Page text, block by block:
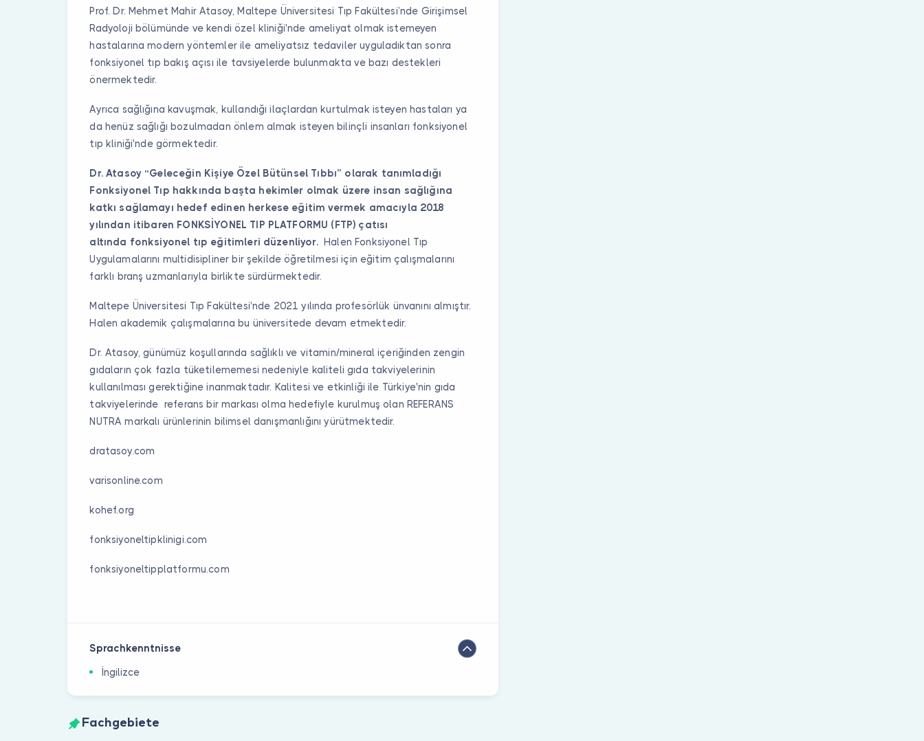
Prof. Dr. Mehmet Mahir Atasoy, Maltepe Üniversitesi Tıp Fakültesi’nde Girişimsel
Radyoloji bölümünde ve kendi özel kliniği'nde ameliyat olmak istemeyen
hastalarına modern yöntemler ile ameliyatsız tedaviler uyguladıktan sonra
fonksiyonel tıp bakış açısı ile tavsiyelerde bulunmakta ve bazı destekleri
önermektedir.
Ayrıca sağlığına kavuşmak, kullandığı ilaçlardan kurtulmak isteyen hastaları ya
da henüz sağlığı bozulmadan önlem almak isteyen bilinçli insanları fonksiyonel
tıp kliniği'nde görmektedir.
Dr. Atasoy “Geleceğin Kişiye Özel Bütünsel Tıbbı” olarak tanımladığı
Fonksiyonel Tıp hakkında başta hekimler olmak üzere insan sağlığına
katkı sağlamayı hedef edinen herkese eğitim vermek amacıyla 2018
yılından itibaren FONKSİYONEL TIP PLATFORMU (FTP) çatısı
altında fonksiyonel tıp eğitimleri düzenliyor.Halen Fonksiyonel Tıp
Uygulamalarını multidisipliner bir şekilde öğretilmesi için eğitim çalışmalarını
farklı branş uzmanlarıyla birlikte sürdürmektedir.
Maltepe Üniversitesi Tıp Fakültesi'nde 2021 yılında profesörlük ünvanını almıştır.
Halen akademik çalışmalarına bu üniversitede devam etmektedir.
Dr. Atasoy, günümüz koşullarında sağlıklı ve vitamin/mineral içeriğinden zengin
gıdaların çok fazla tüketilememesi nedeniyle kaliteli gıda takviyelerinin
kullanılması gerektiğine inanmaktadır. Kalitesi ve etkinliği ile Türkiye'nin gıda
takviyelerinde referans bir markası olma hedefiyle kurulmuş olan REFERANS
NUTRA markalı ürünlerinin bilimsel danışmanlığını yürütmektedir.
dratasoy.com
varisonline.com
kohef.org
fonksiyoneltipklinigi.com
fonksiyoneltipplatformu.com
Sprachkenntnisse
İngilizce
Fachgebiete